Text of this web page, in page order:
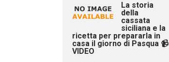
La storia
della
cassata
siciliana e la
ricetta per prepararla in
casa il giorno di Pasqua 📹
VIDEO